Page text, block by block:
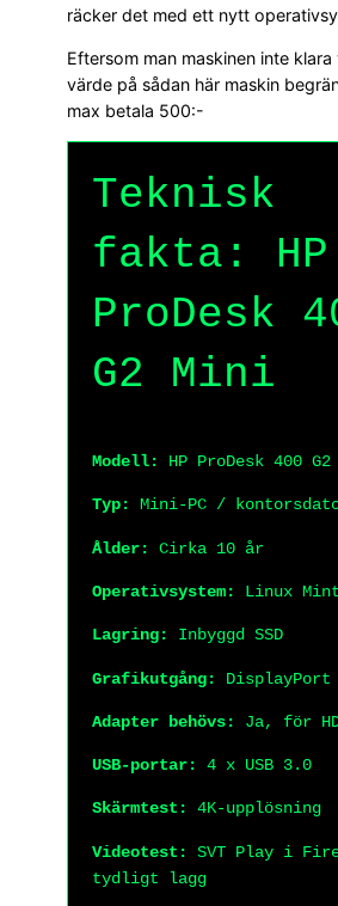
räcker det med ett nytt
Eftersom man maskinen inte klara
värde på sådan här maskin
max betala 500:-
Teknisk
fakta: HP
ProDesk
G2 Mini
Modell: HP ProDesk 400
Typ: Mini-PC /
Ålder: Cirka 10 år
Operativsystem: Linux Mint
Lagring: Inbyggd SSD
Grafikutgång: DisplayPort
Adapter behövs: Ja, för
USB-portar: 4 x USB 3.0
Skärmtest: 4K-upplösning
Videotest:
SVT Play i
tydligt lagg